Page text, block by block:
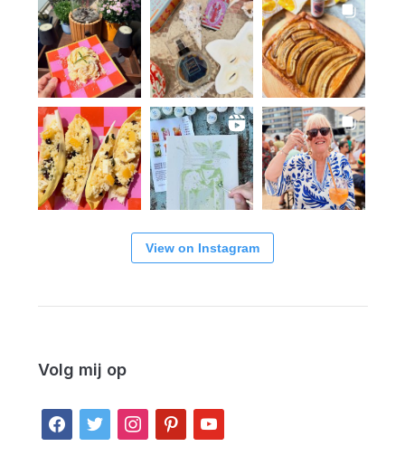
View on Instagram
Volg mij op
facebook
twitter instagrampinterestyoutube